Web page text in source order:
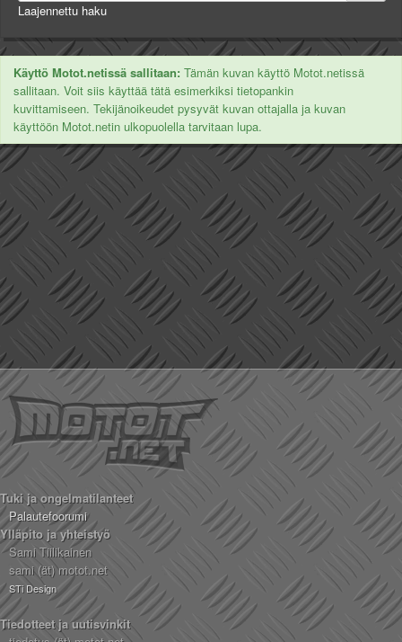
Laajennettu haku
Käyttö Motot.netissä sallitaan: Tämän kuvan käyttö Motot.netissä
sallitaan. Voit siis käyttää tätä esimerkiksi tietopankin
kuvittamiseen. Tekijänoikeudet pysyvät kuvan ottajalla ja kuvan
käyttöön Motot.netin ulkopuolella tarvitaan lupa.
Tuki ja ongelmatilanteet
Palautefoorumi
Ylläpito ja yhteistyö
Sami Tiilikainen
sami (ät) motot.net
STi Design
Tiedotteet ja uutisvinkit